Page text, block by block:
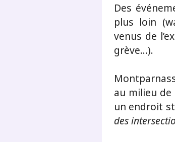
Des
plus loin
venus de
grève…).
au milieu de
un endroit
des